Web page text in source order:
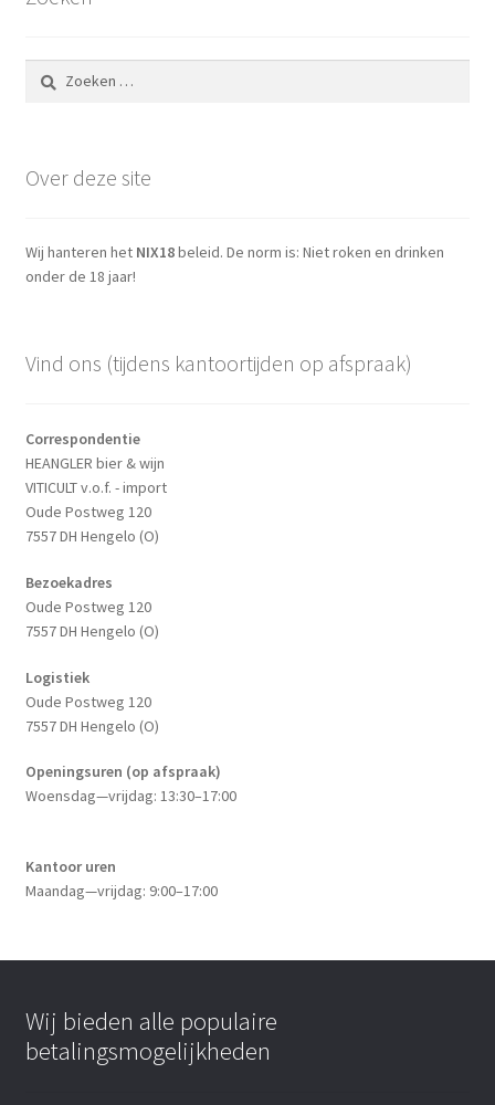
Zoeken
naar:
Over deze site
Wij hanteren het NIX18beleid. De norm is: Niet roken en drinken
onder de 18 jaar!
Vind ons (tijdens kantoortijden op afspraak)
Correspondentie
HEANGLER bier & wijn
VITICULT v.o.f. - import
Oude Postweg 120
7557 DH Hengelo (O)
Bezoekadres
Oude Postweg 120
7557 DH Hengelo (O)
Logistiek
Oude Postweg 120
7557 DH Hengelo (O)
Openingsuren (op afspraak)
Woensdag—vrijdag: 13:30–17:00
Kantoor uren
Maandag—vrijdag: 9:00–17:00
Wij bieden alle populaire
betalingsmogelijkheden